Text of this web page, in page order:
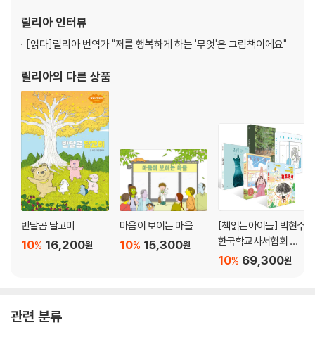
릴리아인터뷰
[읽다]릴리아 번역가 "저를 행복하게 하는 '무엇'은 그림책이에요"
릴리아의 다른 상품
반달곰 달고미
16,200원
10%
마음이 보이는 마을
15,300원
10%
[책읽는아이들] 박현주
한국학교사서협회 교
육국장 추천 초등 3~4
69,300원
10%
관련 분류